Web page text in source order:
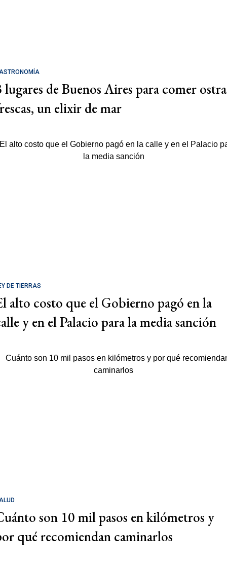
lugares de Buenos Aires para comer
un elixir de mar
DE TIERRAS
alto costo que el Gobierno pagó en la
y en el Palacio para la media sanción
son 10 mil pasos en kilómetros y
qué recomiendan caminarlos